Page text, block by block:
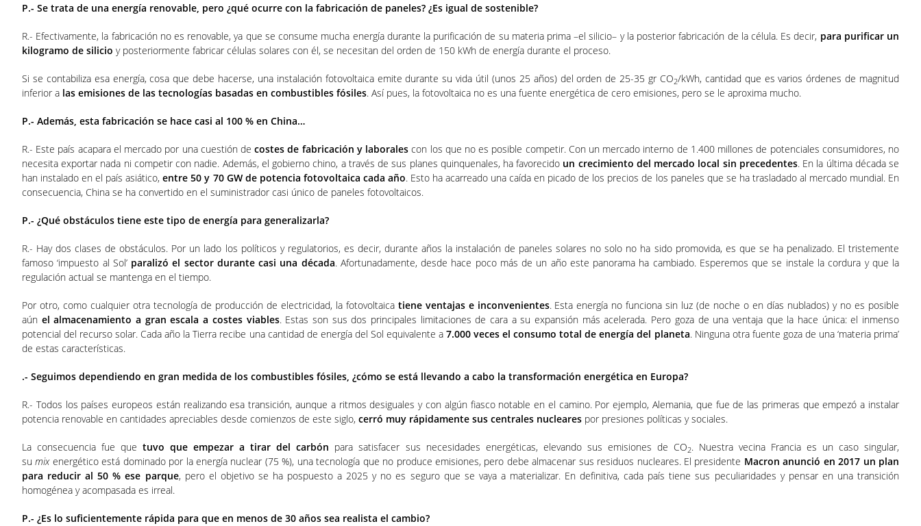
P.- Se trata de una energía renovable, pero ¿qué ocurre con la fabricación de paneles? ¿Es igual de sostenible?
R.- Efectivamente, la fabricación no es renovable, ya que se consume mucha energía durante la purificación de su materia prima –el silicio– y la posterior fabricación de la célula. Es decir, para purificar un
kilogramo de silicio y posteriormente fabricar células solares con él, se necesitan del orden de 150 kWh de energía durante el proceso.
Si se contabiliza esa energía, cosa que debe hacerse, una instalación fotovoltaica emite durante su vida útil (unos 25 años) del orden de 25-35 gr CO2/kWh, cantidad que es varios órdenes de magnitud
inferior a las emisiones de las tecnologías basadas en combustibles fósiles. Así pues, la fotovoltaica no es una fuente energética de cero emisiones, pero se le aproxima mucho.
P.- Además, esta fabricación se hace casi al 100 % en China…
R.- Este país acapara el mercado por una cuestión decostes de fabricación y laborales con los que no es posible competir. Con un mercado interno de 1.400 millones de potenciales consumidores, no
necesita exportar nada ni competir con nadie. Además, el gobierno chino, a través de sus planes quinquenales, ha favorecido un crecimiento del mercado local sin precedentes. En la última década se
han instalado en el país asiático,entre 50 y 70 GW de potencia fotovoltaica cada año. Esto ha acarreado una caída en picado de los precios de los paneles que se ha trasladado al mercado mundial. En
consecuencia, China se ha convertido en el suministrador casi único de paneles fotovoltaicos.
P.- ¿Qué obstáculos tiene este tipo de energía para generalizarla?
R.- Hay dos clases de obstáculos. Por un lado los políticos y regulatorios, es decir, durante años la instalación de paneles solares no solo no ha sido promovida, es que se ha penalizado. El tristemente
famoso ‘impuesto al Sol’ paralizó el sector durante casi una década. Afortunadamente, desde hace poco más de un año este panorama ha cambiado. Esperemos que se instale la cordura y que la
regulación actual se mantenga en el tiempo.
Por otro, como cualquier otra tecnología de producción de electricidad, la fotovoltaica tiene ventajas e inconvenientes. Esta energía no funciona sin luz (de noche o en días nublados) y no es posible
aún el almacenamiento a gran escala a costes viables. Estas son sus dos principales limitaciones de cara a su expansión más acelerada. Pero goza de una ventaja que la hace única: el inmenso
potencial del recurso solar. Cada año la Tierra recibe una cantidad de energía del Sol equivalente a7.000 veces el consumo total de energía del planeta. Ninguna otra fuente goza de una ‘materia prima’
de estas características.
.- Seguimos dependiendo en gran medida de los combustibles fósiles, ¿cómo se está llevando a cabo la transformación energética en Europa?
R.- Todos los países europeos están realizando esa transición, aunque a ritmos desiguales y con algún fiasco notable en el camino. Por ejemplo, Alemania, que fue de las primeras que empezó a instalar
potencia renovable en cantidades apreciables desde comienzos de este siglo, cerró muy rápidamente sus centrales nucleares por presiones políticas y sociales.
La consecuencia fue que tuvo que empezar a tirar del carbón para satisfacer sus necesidades energéticas, elevando sus emisiones de CO2. Nuestra vecina Francia es un caso singular,
sumixenergético está dominado por la energía nuclear (75 %), una tecnología que no produce emisiones, pero debe almacenar sus residuos nucleares. El presidente Macron anunció en 2017 un plan
para reducir al 50 % ese parque, pero el objetivo se ha pospuesto a 2025 y no es seguro que se vaya a materializar. En definitiva, cada país tiene sus peculiaridades y pensar en una transición
homogénea y acompasada es irreal.
P.- ¿Es lo suficientemente rápida para que en menos de 30 años sea realista el cambio?